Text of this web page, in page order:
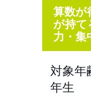
算数が
が持
力・集
対象年
年生